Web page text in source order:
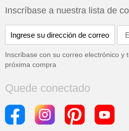
Inscríbase a nuestra lista de
Inscribase con su correo electrónico y
próxima compra
Quede conectado